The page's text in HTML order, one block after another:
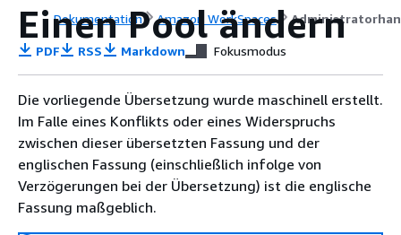
Dokumentation Amazon WorkSpaces
Einen Pool ändern
PDF RSS Markdown Fokusmodus
Die vorliegende Übersetzung wurde maschinell erstellt.
Im Falle eines Konflikts oder eines Widerspruchs
zwischen dieser übersetzten Fassung und der
englischen Fassung (einschließlich infolge von
Verzögerungen bei der Übersetzung) ist die englische
Fassung maßgeblich.